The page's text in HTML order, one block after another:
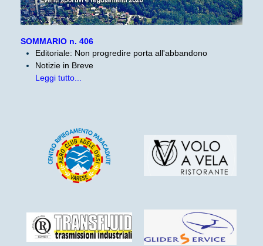
SOMMARIO n. 406
Editoriale: Non progredire porta all'abbandono
Notizie in Breve
Leggi tutto...